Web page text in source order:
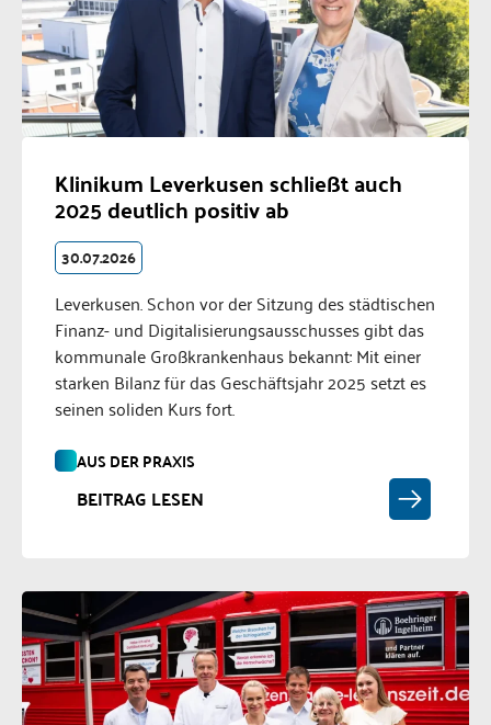
Klinikum Leverkusen schließt auch
2025 deutlich positiv ab
30.07.2026
Leverkusen. Schon vor der Sitzung des städtischen
Finanz- und Digitalisierungsausschusses gibt das
kommunale Großkrankenhaus bekannt: Mit einer
starken Bilanz für das Geschäftsjahr 2025 setzt es
seinen soliden Kurs fort.
AUS DER PRAXIS
BEITRAG LESEN